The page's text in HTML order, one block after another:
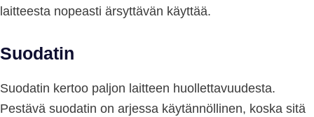
laitteesta nopeasti ärsyttävän käyttää.
Suodatin
Suodatin kertoo paljon laitteen huollettavuudesta.
Pestävä suodatin on arjessa käytännöllinen, koska sitä